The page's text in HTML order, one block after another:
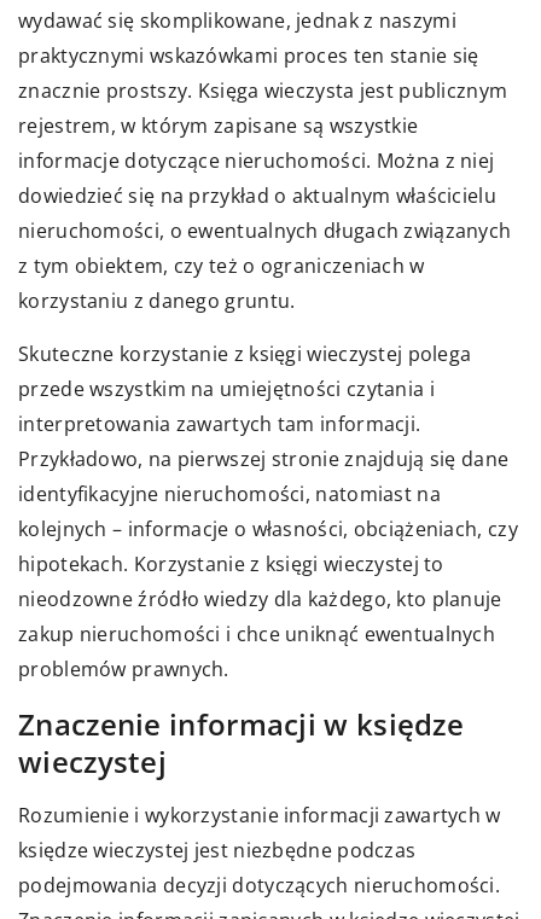
wydawać się skomplikowane, jednak z naszymi
praktycznymi wskazówkami proces ten stanie się
znacznie prostszy. Księga wieczysta jest publicznym
rejestrem, w którym zapisane są wszystkie
informacje dotyczące nieruchomości. Można z niej
dowiedzieć się na przykład o aktualnym właścicielu
nieruchomości, o ewentualnych długach związanych
z tym obiektem, czy też o ograniczeniach w
korzystaniu z danego gruntu.
Skuteczne korzystanie z księgi wieczystej polega
przede wszystkim na umiejętności czytania i
interpretowania zawartych tam informacji.
Przykładowo, na pierwszej stronie znajdują się dane
identyfikacyjne nieruchomości, natomiast na
kolejnych – informacje o własności, obciążeniach, czy
hipotekach. Korzystanie z księgi wieczystej to
nieodzowne źródło wiedzy dla każdego, kto planuje
zakup nieruchomości i chce uniknąć ewentualnych
problemów prawnych.
Znaczenie informacji w księdze
wieczystej
Rozumienie i wykorzystanie informacji zawartych w
księdze wieczystej jest niezbędne podczas
podejmowania decyzji dotyczących nieruchomości.